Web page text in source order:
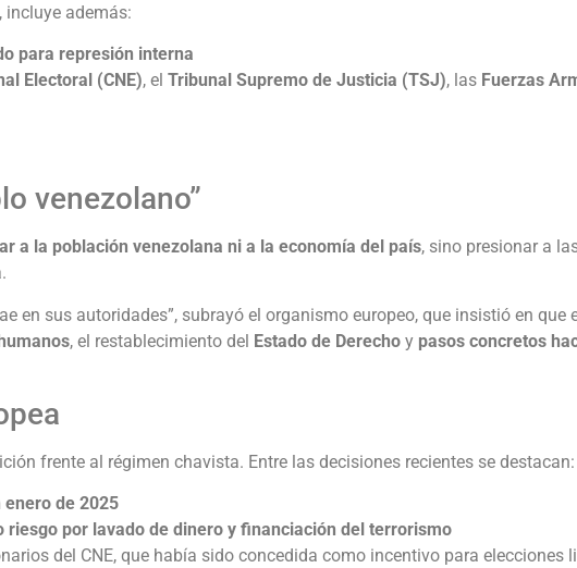
, incluye además:
para represión interna
Electoral (CNE), el Tribunal Supremo de Justicia (TSJ), las Fuerzas
venezolano”
a la población venezolana ni a la economía del país, sino presionar a
en sus autoridades”, subrayó el organismo europeo, que insistió en que
, el restablecimiento del Estado de Derecho y pasos concretos
frente al régimen chavista. Entre las decisiones recientes se destacan:
de 2025
por lavado de dinero y financiación del terrorismo
del CNE, que había sido concedida como incentivo para elecciones